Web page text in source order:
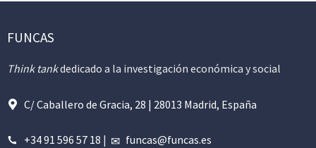
FUNCAS
Think tankdedicado a la investigación económica y social
C/ Caballero de Gracia, 28 | 28013 Madrid, España
+34 91 596 57 18 | funcas@funcas.es